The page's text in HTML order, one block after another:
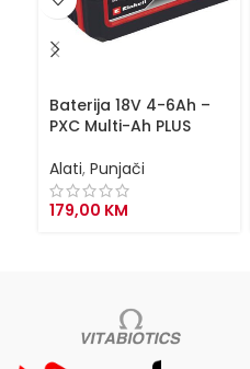
Baterija 18V 4-6Ah –
PXC Multi-Ah PLUS
Alati, Punjači
179,00 KM